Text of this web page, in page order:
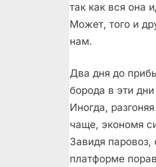
так как вся она
Может, того и
нам.
Два дня до
борода в эти
Иногда,
чаще, экономя
Завидя паровоз,
платформе